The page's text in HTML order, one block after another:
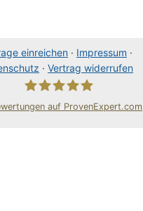
einreichen · Impressum ·
· Vertrag widerrufen
auf ProvenExpert.com